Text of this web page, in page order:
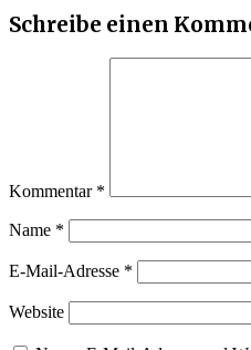
Schreibe einen
Kommentar *
Name *
E-Mail-Adresse *
Website